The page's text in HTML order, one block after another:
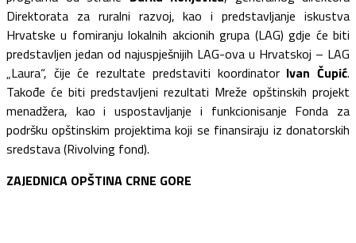
Direktorata za ruralni razvoj, kao i predstavljanje iskustva
Hrvatske u fomiranju lokalnih akcionih grupa (LAG) gdje će biti
predstavljen jedan od najuspješnijih LAG-ova u Hrvatskoj – LAG
„Laura“, čije će rezultate predstaviti koordinatorIvan Čupić.
Takođe će biti predstavljeni rezultati Mreže opštinskih projekt
menadžera, kao i uspostavljanje i funkcionisanje Fonda za
podršku opštinskim projektima koji se finansiraju iz donatorskih
sredstava (Rivolving fond).
ZAJEDNICA OPŠTINA CRNE GORE